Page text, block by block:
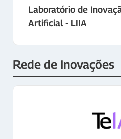
Laboratório de
Artificial - LIIA
Rede de Inovações